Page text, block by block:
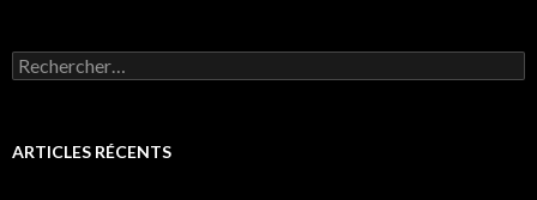
Rechercher :
ARTICLES RÉCENTS